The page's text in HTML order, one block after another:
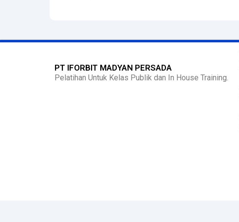
PT IFORBIT MADYAN PERSADA
Pelatihan Untuk Kelas Publik dan In House Training.